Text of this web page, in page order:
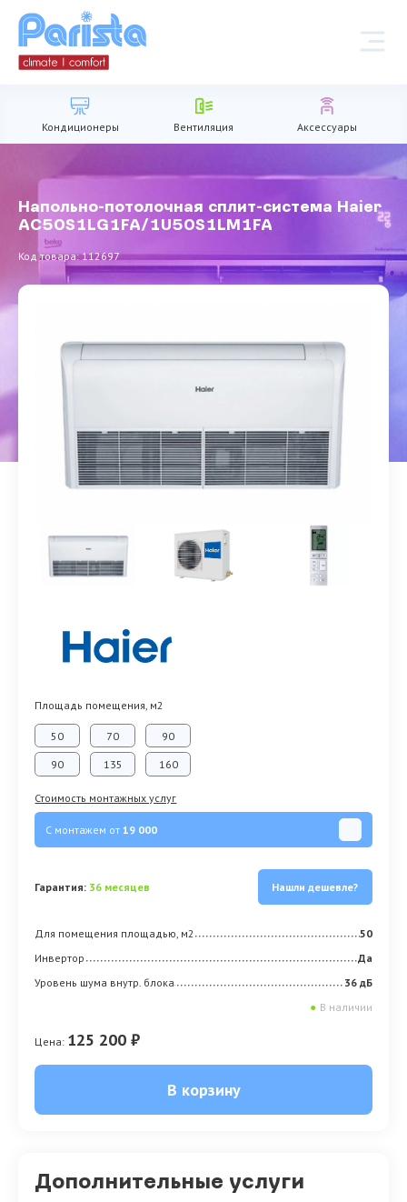
Кондиционеры Вентиляция Аксессуары
Напольно-потолочная сплит-система Haier
AC50S1LG1FA/1U50S1LM1FA
Код товара: 112697
Площадь помещения, м2
50 70 90
90 135 160
Стоимость монтажных услуг
С монтажем от19 000
Гарантия: 36 месяцев Нашли дешевле?
Для помещения площадью, м2
50
Инвертор
Да
Уровень шума внутр. блока
36 дБ
● В наличии
Цена: 125 200 ₽
В корзину
Дополнительные услуги